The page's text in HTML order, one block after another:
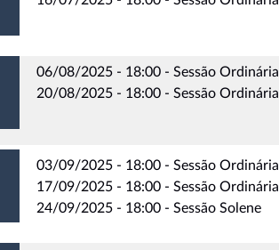
06/08/2025 - 18:00 - Sessão Ordinária
20/08/2025 - 18:00 - Sessão Ordinária
03/09/2025 - 18:00 - Sessão Ordinária
17/09/2025 - 18:00 - Sessão Ordinária
24/09/2025 - 18:00 - Sessão Solene